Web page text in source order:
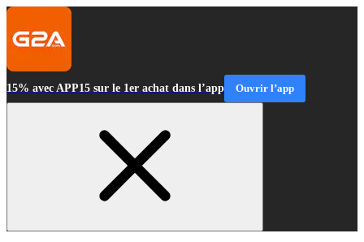
15% avec APP15 sur le 1er achat dans l’app Ouvrir l’app